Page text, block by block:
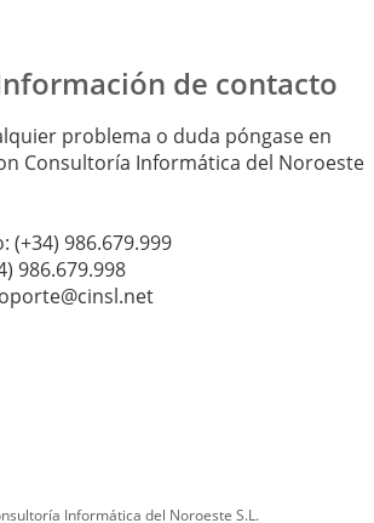
de contacto
problema o duda póngase en
Consultoría Informática del Noroeste
(+34) 986.679.999
986.679.998
Informática del Noroeste S.L.